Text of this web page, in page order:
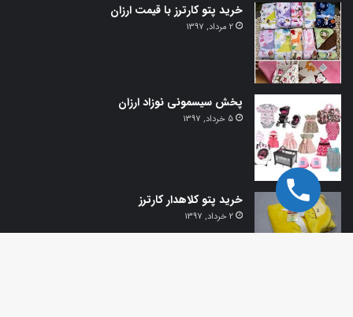
خرید پتو کارترز با قیمت ارزان
2 مرداد, 1397
پخش سیسمونی نوزاد ارزان
5 خرداد, 1397
خرید پتو کلاهدار کارترز
2 خرداد, 1397